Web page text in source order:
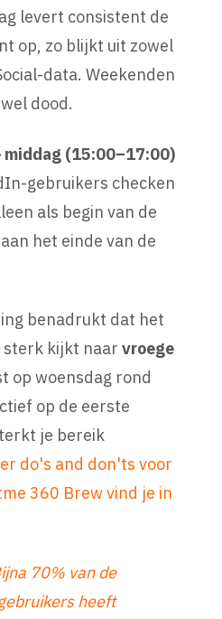
levert consistent de
op, zo blijkt uit zowel
data. Weekenden
dood.
middag (15:00–17:00)
gebruikers checken
als begin van de
het einde van de
benadrukt dat het
kijkt naar vroege
op woensdag rond
op de eerste
je bereik
do's and don'ts voor
360 Brew vind je in
70% van de
heeft